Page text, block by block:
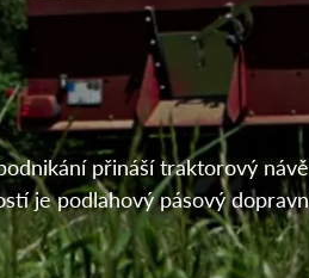
přináší traktorový
je podlahový pásový